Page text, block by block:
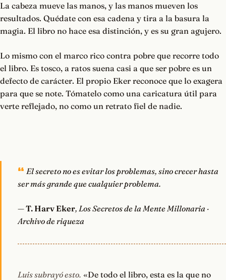
La cabeza mueve las manos, y las manos mueven los
resultados. Quédate con esa cadena y tira a la basura la
magia. El libro no hace esa distinción, y es su gran agujero.
Lo mismo con el marco rico contra pobre que recorre todo
el libro. Es tosco, a ratos suena casi a que ser pobre es un
defecto de carácter. El propio Eker reconoce que lo exagera
para que se note. Tómatelo como una caricatura útil para
verte reflejado, no como un retrato fiel de nadie.
El secreto no es evitar los problemas, sino crecer hasta
ser más grande que cualquier problema.
—T. Harv Eker, Los Secretos de la Mente Millonaria ·
Archivo de riqueza
Luis subrayó esto. «De todo el libro, esta es la que no